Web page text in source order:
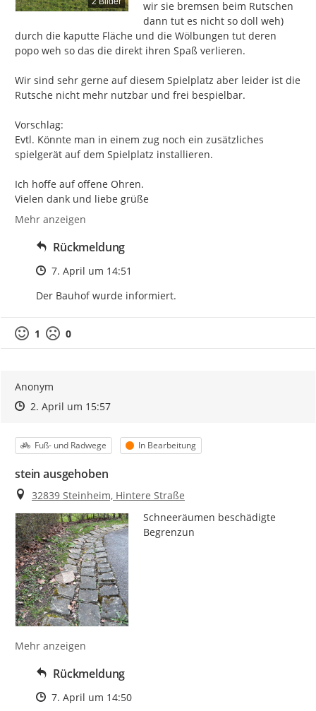
wir sie bremsen beim Rutschen
dann tut es nicht so doll weh)
durch die kaputte Fläche und die Wölbungen tut deren
popo weh so das die direkt ihren Spaß verlieren.
Wir sind sehr gerne auf diesem Spielplatz aber leider ist die
Rutsche nicht mehr nutzbar und frei bespielbar.
Vorschlag:
Evtl. Könnte man in einem zug noch ein zusätzliches
spielgerät auf dem Spielplatz installieren.
Ich hoffe auf offene Ohren.
Vielen dank und liebe grüße
Mehr anzeigen
Rückmeldung
Zeitpunkt des Erstellens
7. April um 14:51
Der Bauhof wurde informiert.
1 0
Anonym
Zeitpunkt des Erstellens
Zeitpunkt des Erstellens
2. April um 15:57Zur Äußerung
Kategorie
Fuß- und Radwege Status
In Bearbeitung
stein ausgehoben
Ort
32839 Steinheim, Hintere Straße
Schneeräumen beschädigte
Begrenzun
Mehr anzeigen
Rückmeldung
Zeitpunkt des Erstellens
7. April um 14:50